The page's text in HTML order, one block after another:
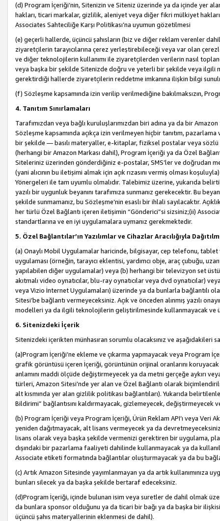
(d) Program İçeriği’nin, Sitenizin ve Siteniz üzerinde ya da içinde yer
hakları, ticari markalar, gizlilik, aleniyet veya diğer fikri mülkiyet
Associates Sahteciliğe Karşı Politikası’na uyumun gözetilmesi
(e) geçerli hallerde, üçüncü şahısların (biz ve diğer reklam verenler
ziyaretçilerin tarayıcılarına çerez yerleştirebileceği veya var olan
ve diğer teknolojilerin kullanımı ile ziyaretçilerden verilerin nasıl
veya başka bir şekilde Sitenizde doğru ve yeterli bir şekilde veya ilgili
gerektirdiği hallerde ziyaretçilerin reddetme imkanına ilişkin bilgi
(f) Sözleşme kapsamında izin verilip verilmediğine bakılmaksızın,
4. Tanıtım Sınırlamaları
Tarafımızdan veya bağlı kuruluşlarımızdan biri adına ya da bir
Sözleşme kapsamında açıkça izin verilmeyen hiçbir tanıtım,
bir şekilde — basılı materyaller, e-kitaplar, fiziksel postalar veya sözlü
(herhangi bir Amazon Markası dahil), Program İçeriği ya da Özel
Siteleriniz üzerinden gönderdiğiniz e-postalar, SMS’ler ve doğrudan
(yani alıcının bu iletişimi almak için açık rızasını vermiş olması
Yönergeleri ile tam uyumlu olmalıdır. Talebimiz üzerine, yukarıda
yazılı bir uygunluk beyanını tarafımıza sunmanız gerekecektir. Bu
şekilde sunmamanız, bu Sözleşme’nin esaslı bir ihlali sayılacaktır.
her türlü Özel Bağlantı içeren iletişimin “Gönderici”si sizsiniz;(ii)
standartlarına ve en iyi uygulamalara uymanız gerekmektedir.
5. Özel Bağlantılar’ın Yazılımlar ve Cihazlar Aracılığıyla
(a) Onaylı Mobil Uygulamalar haricinde, bilgisayar, cep telefonu,
uygulaması (örneğin, tarayıcı eklentisi, yardımcı obje, araç çubuğu,
yapılabilen diğer uygulamalar) veya (b) herhangi bir televizyon set
akıtmalı video oynatıcılar, blu-ray oynatıcılar veya dvd oynatıcılar)
veya Vizio İnternet Uygulamaları) üzerinde ya da bunlarla bağlantılı
Sitesi’be bağlantı vermeyeceksiniz. Açık ve önceden alınmış yazılı
modelleri ya da ilgili teknolojilerin geliştirilmesinde kullanmayacak ve
6. Sitenizdeki İçerik
Sitenizdeki içerikten münhasıran sorumlu olacaksınız ve aşağıdakileri
(a)Program İçeriği’ne ekleme ve çıkarma yapmayacak veya Program
grafik görüntüsü içeren İçeriği, görüntünün orijinal oranlarını
anlamını maddi ölçüde değiştirmeyecek ya da metni gerçeğe aykırı
türleri, Amazon Sitesi’nde yer alan ve Özel Bağlantı olarak
alt kısmında yer alan gizlilik politikası bağlantıları). Yukarıda
Bildirimi” bağlantısını kaldırmayacak, gizlemeyecek,
(b) Program İçeriği veya Program İçeriği, Ürün Reklam API’ı veya Veri
yeniden dağıtmayacak, alt lisans vermeyecek ya da
lisans olarak veya başka şekilde vermenizi gerektiren bir uygulama,
dışındaki bir pazarlama faaliyeti dahilinde kullanmayacak ya da
Associate etiketi formatında bağlantılar oluşturmayacak ya da bu
(c) Artık Amazon Sitesinde yayımlanmayan ya da artık kullanımınıza
bunları silecek ya da başka şekilde bertaraf edeceksiniz.
(d)Program İçeriği, içinde bulunan isim veya suretler de dahil olmak
da bunlara sponsor olduğunu ya da ticari bir bağı ya da başka bir
üçüncü şahıs materyallerinin eklenmesi de dahil).